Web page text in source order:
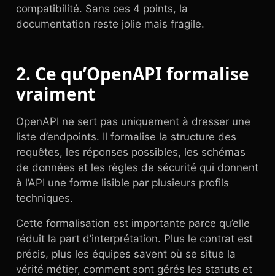
compatibilité. Sans ces 4 points, la
documentation reste jolie mais fragile.
2. Ce qu’OpenAPI formalise
vraiment
OpenAPI ne sert pas uniquement à dresser une
liste d’endpoints. Il formalise la structure des
requêtes, les réponses possibles, les schémas
de données et les règles de sécurité qui donnent
à l’API une forme lisible par plusieurs profils
techniques.
Cette formalisation est importante parce qu’elle
réduit la part d’interprétation. Plus le contrat est
précis, plus les équipes savent où se situe la
vérité métier, comment sont gérés les statuts et